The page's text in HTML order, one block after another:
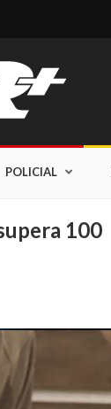
POLICIAL
100